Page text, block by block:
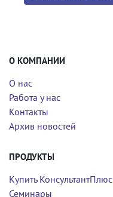
О КОМПАНИИ
О нас
Работа у нас
Контакты
Архив новостей
ПРОДУКТЫ
Купить КонсультантПлюс
Семинары